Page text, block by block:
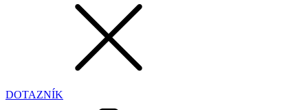
DOTAZNÍK